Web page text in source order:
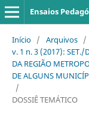
Ensaios
Início / Arquivos /
v. 1 n. 3 (2017): SET./
DA REGIÃO
DE ALGUNS
/
DOSSIÊ TEMÁTICO